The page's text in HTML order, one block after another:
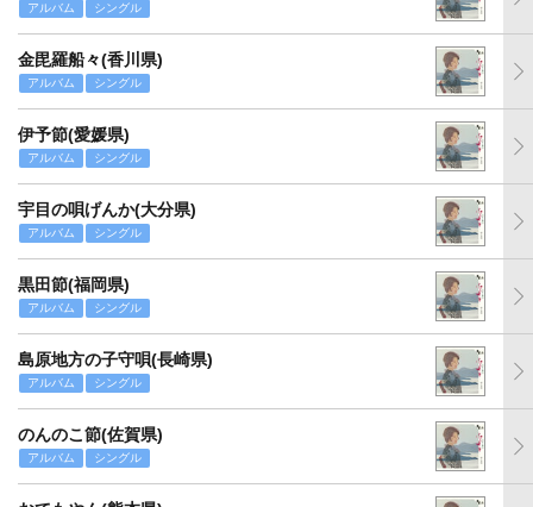
アルバム シングル
金毘羅船々(香川県)
アルバム シングル
伊予節(愛媛県)
アルバム シングル
宇目の唄げんか(大分県)
アルバム シングル
黒田節(福岡県)
アルバム シングル
島原地方の子守唄(長崎県)
アルバム シングル
のんのこ節(佐賀県)
アルバム シングル